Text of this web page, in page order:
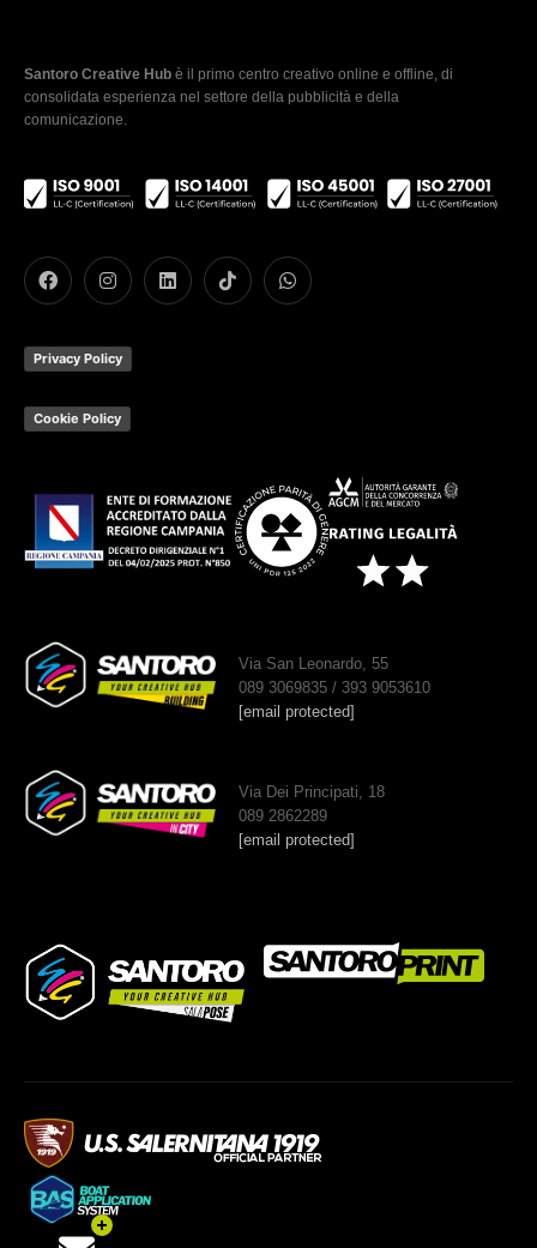
Santoro Creative Hub è il primo centro creativo online e offline, di
consolidata esperienza nel settore della pubblicità e della
comunicazione.
Privacy Policy
Cookie Policy
Via San Leonardo, 55
089 3069835 / 393 9053610
[email protected]
Via Dei Principati, 18
089 2862289
[email protected]